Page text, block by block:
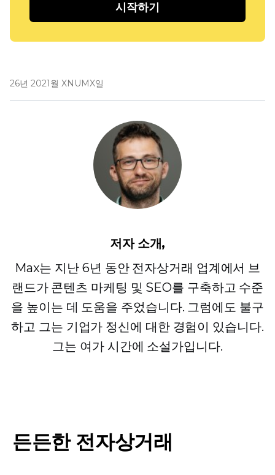
시작하기
26년 2021월 XNUMX일
저자 소개,
Max는 지난 6년 동안 전자상거래 업계에서 브
랜드가 콘텐츠 마케팅 및 SEO를 구축하고 수준
을 높이는 데 도움을 주었습니다. 그럼에도 불구
하고 그는 기업가 정신에 대한 경험이 있습니다.
그는 여가 시간에 소설가입니다.
든든한 전자상거래